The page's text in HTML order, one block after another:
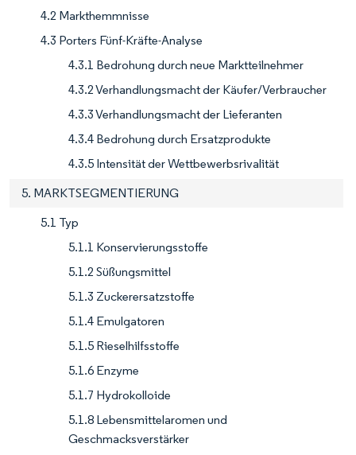
4.2 Markthemmnisse
4.3 Porters Fünf-Kräfte-Analyse
4.3.1 Bedrohung durch neue Marktteilnehmer
4.3.2 Verhandlungsmacht der Käufer/Verbraucher
4.3.3 Verhandlungsmacht der Lieferanten
4.3.4 Bedrohung durch Ersatzprodukte
4.3.5 Intensität der Wettbewerbsrivalität
5. MARKTSEGMENTIERUNG
5.1 Typ
5.1.1 Konservierungsstoffe
5.1.2 Süßungsmittel
5.1.3 Zuckerersatzstoffe
5.1.4 Emulgatoren
5.1.5 Rieselhilfsstoffe
5.1.6 Enzyme
5.1.7 Hydrokolloide
5.1.8 Lebensmittelaromen und
Geschmacksverstärker